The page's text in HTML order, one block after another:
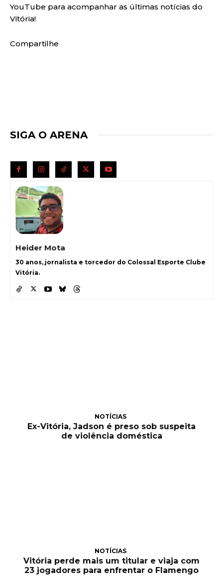
YouTube para acompanhar as últimas notícias do
Vitória!
Compartilhe
SIGA O ARENA
Heider Mota
30 anos, jornalista e torcedor do Colossal Esporte Clube
Vitória.
NOTÍCIAS
Ex-Vitória, Jadson é preso sob suspeita
de violência doméstica
NOTÍCIAS
Vitória perde mais um titular e viaja com
23 jogadores para enfrentar o Flamengo